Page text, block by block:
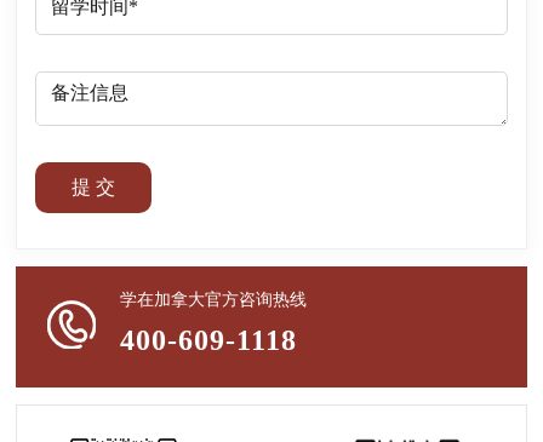
提 交
学在加拿大官方咨询热线
400-609-1118